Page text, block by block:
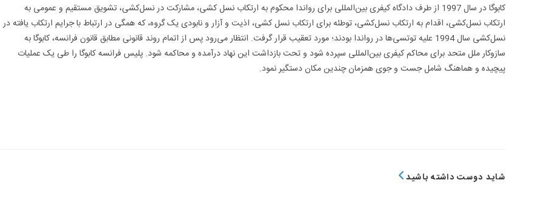
کابوگا در سال 1997 از طرف دادگاه کیفری بین‌المللی برای رواندا محکوم به ارتکاب نسل کشی، مشارکت در نسل‌کشی، تشویق مستقیم و عمومی به
ارتکاب نسل‌کشی، اقدام به ارتکاب نسل‌کشی، توطئه برای ارتکاب نسل کشی، اذیت و آزار و نابودی یک گروه، که همگی در ارتباط با جرایم ارتکاب یافته در
نسل‌کشی سال 1994 علیه توتسی­‌ها در رواندا بودند؛ مورد تعقیب قرار گرفت. انتظار می­‌رود پس از اتمام روند قانونی مطابق قانون فرانسه، کابوگا به
سازوکار ملل متحد برای محاکم کیفری بین‌المللی سپرده شود و تحت بازداشت این نهاد درآمده و محاکمه شود. پلیس فرانسه کابوگا را طی یک عملیات
پیچیده و هماهنگ شامل جست و جوی همزمان چندین مکان دستگیر نمود.
شاید دوست داشته باشید